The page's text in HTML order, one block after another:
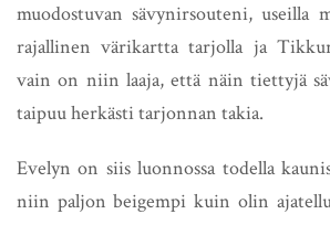
muodostuvan sävynirsouteni, useilla
rajallinen värikartta tarjolla ja
vain on niin laaja, että näin tiettyjä
taipuu herkästi tarjonnan takia.
Evelyn on siis luonnossa todella
niin paljon beigempi kuin olin